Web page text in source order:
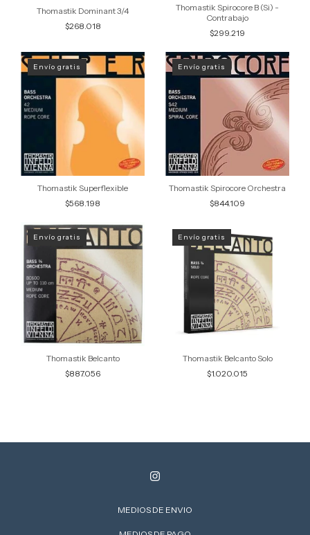
Thomastik Dominant 3/4
$268.018
Thomastik Spirocore B (Si) -
Contrabajo
$299.219
Envío gratis
Thomastik Superflexible
$568.198
Envío gratis
Thomastik Spirocore Orchestra
$844.109
Envío gratis
Thomastik Belcanto
$887.056
Envío gratis
Thomastik Belcanto Solo
$1.020.015
MEDIOS DE ENVIO